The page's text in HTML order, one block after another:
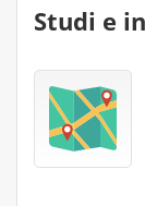
Studi e